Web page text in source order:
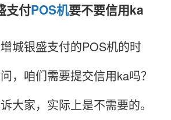
支付POS机要不要信用ka
银盛支付的POS机的时
，咱们需要提交信用ka吗？
大家，实际上是不需要的。